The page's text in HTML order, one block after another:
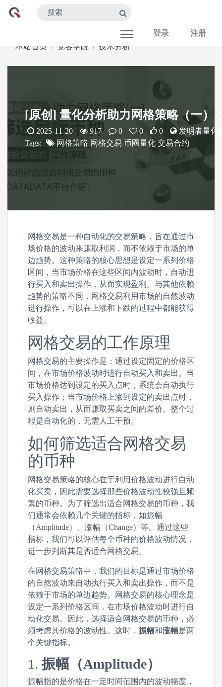
登录
注册
本站首页
宽客学院 技术分析
[原创] 量化分析助力网格策略（一）
2025-11-20 917 0 0 0
发明者量化
Tags:
网格策略 网格交易 币圈量化 交易合约
网格交易是一种自动化的交易策略，旨在通过市
场价格的波动来赚取利润，而不依赖于市场的单
边趋势。这种策略的核心思想是设定一系列价格
区间，当市场价格在这些区间内波动时，自动进
行买入和卖出操作，从而实现盈利。与其他依赖
趋势的策略不同，网格交易利用市场的自然波动
进行操作，可以在上涨和下跌的过程中都能获得
收益。
网格交易的工作原理
网格交易的主要操作是：通过设定固定的价格区
间，在市场价格波动时进行自动买入和卖出。当
市场价格达到设定的买入点时，系统会自动执行
买入操作；当市场价格上涨到设定的卖出点时，
则自动卖出，从而赚取买卖之间的差价。整个过
程是自动化的，无需人工干预。
如何筛选适合网格交易
的币种
网格交易策略的核心在于利用价格波动进行自动
化买卖，因此需要选择那些价格波动性较强且频
繁的币种。为了筛选出适合网格交易的币种，我
们通常会依赖几个关键的指标，如振幅
（Amplitude）、涨幅（Change）等。通过这些
指标，我们可以评估每个币种的价格波动情况，
进一步判断其是否适合网格交易。
在网格交易策略中，我们的目标是通过市场价格
的自然波动来自动执行买入和卖出操作，而不是
依赖于市场的单边趋势。网格交易的核心理念是
设定一系列价格区间，在市场价格波动时进行自
动化交易。因此，选择适合网格交易的币种，必
须考虑其价格的波动性。这时， 振幅和涨幅是两
个关键指标。
1. 振幅（Amplitude）
振幅指的是价格在一定时间范围内的波动幅度，